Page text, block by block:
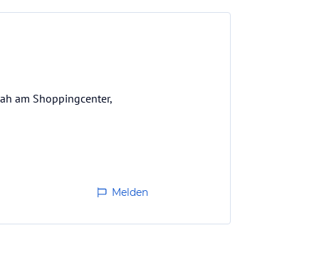
am Shoppingcenter,
Melden